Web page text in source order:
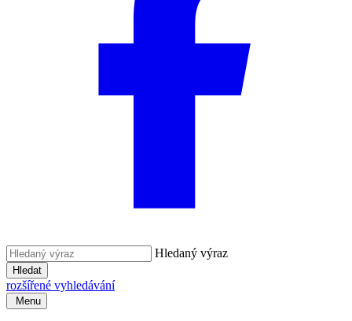
Hledaný výraz
Hledat
rozšířené vyhledávání
Menu